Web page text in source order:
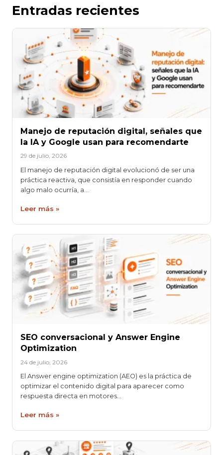
Entradas recientes
Manejo de reputación digital, señales que
la IA y Google usan para recomendarte
29 de julio, 2026
El manejo de reputación digital evolucionó de ser una
práctica reactiva, que consistía en responder cuando
algo malo ocurría, a…
Leer más »
SEO conversacional y Answer Engine
Optimization
24 de julio, 2026
El Answer engine optimization (AEO) es la práctica de
optimizar el contenido digital para aparecer como
respuesta directa en motores…
Leer más »